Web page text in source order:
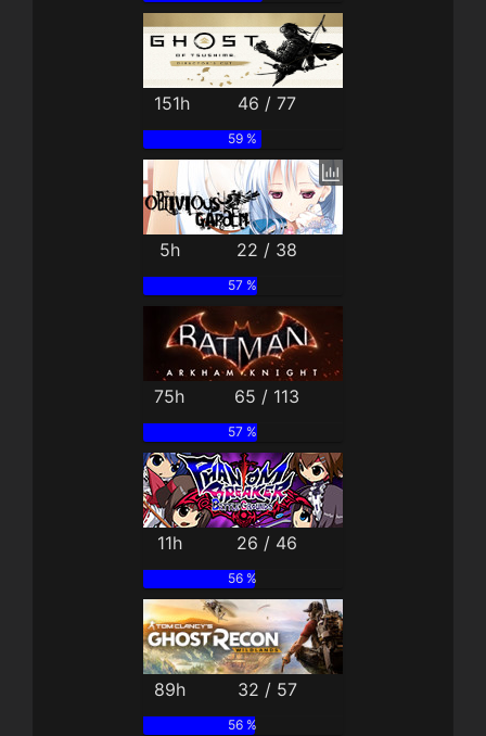
151h 46 / 77
59 %
5h 22 / 38
57 %
75h 65 / 113
57 %
11h 26 / 46
56 %
89h 32 / 57
56 %